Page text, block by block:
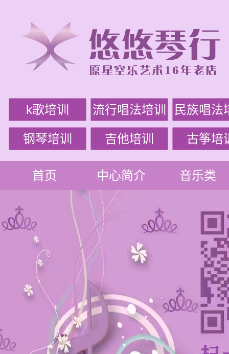
k歌培训 流行唱法培训 民族唱法
钢琴培训 吉他培训 古筝培
首页 中心简介 音乐类